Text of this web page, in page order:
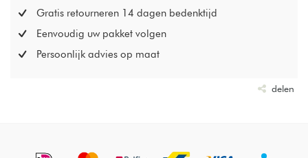
Gratis retourneren 14 dagen bedenktijd
Eenvoudig uw pakket volgen
Persoonlijk advies op maat
delen